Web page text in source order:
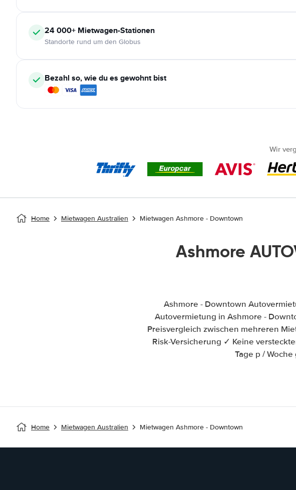
24 000+ Mietwagen-Stationen
Standorte rund um den Globus
Bezahl so, wie du es gewohnt bist
Wir
Home Mietwagen Australien Mietwagen Ashmore - Downtown
Ashmore
Ashmore - Downtown
Autovermietung in Ashmore -
Preisvergleich zwischen mehreren
Risk-Versicherung ✓ Keine
Tage p /
Home Mietwagen Australien Mietwagen Ashmore - Downtown